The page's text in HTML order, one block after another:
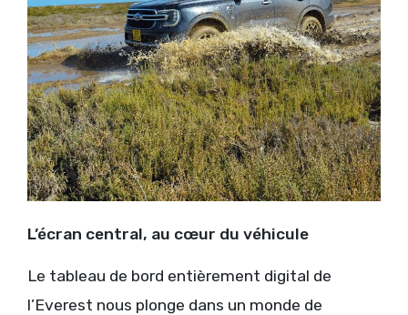
L’écran central, au cœur du véhicule
Le tableau de bord entièrement digital de
l’Everest nous plonge dans un monde de